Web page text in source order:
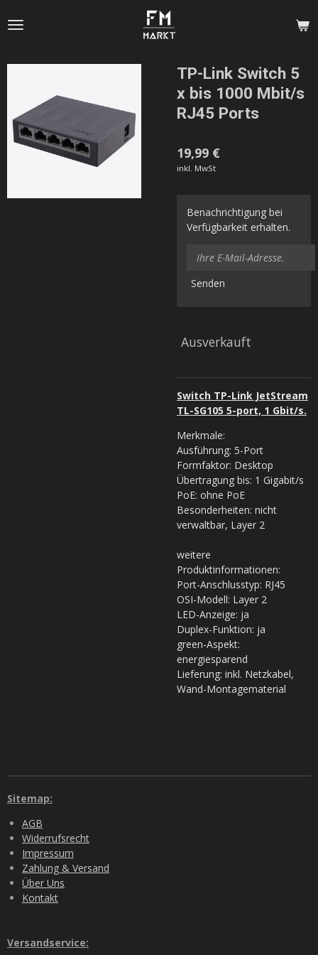
Hauptinhalt
TP-Link Switch 5
x bis 1000 Mbit/s
RJ45 Ports
19,99 €
inkl. MwSt
Benachrichtigung bei
Verfügbarkeit erhalten.
Senden
Ausverkauft
Switch TP-Link JetStream
TL-SG105 5-port, 1 Gbit/s.
Merkmale:
Ausführung: 5-Port
Formfaktor: Desktop
Übertragung bis: 1 Gigabit/s
PoE: ohne PoE
Besonderheiten: nicht
verwaltbar, Layer 2
weitere
Produktinformationen:
Port-Anschlusstyp: RJ45
OSI-Modell: Layer 2
LED-Anzeige: ja
Duplex-Funktion: ja
green-Aspekt:
energiesparend
Lieferung: inkl. Netzkabel,
Wand-Montagematerial
Sitemap:
AGB
Widerrufsrecht
Impressum
Zahlung & Versand
Über Uns
Kontakt
Versandservice: